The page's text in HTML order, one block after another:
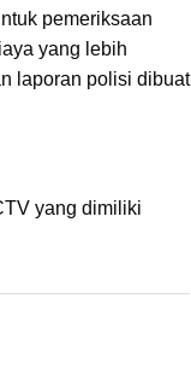
pemeriksaan
yang lebih
laporan polisi dibuat
yang dimiliki